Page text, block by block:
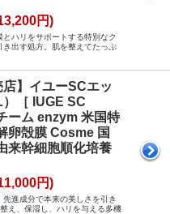
円)
ハリをサポートする特別なク
き出す処方。肌を整えてたっぷ
店】イユーSCエッ
［ IUGE SC
ーム enzym 米国特
卵殻膜 Cosme 国
来幹細胞順化培養
円)
進成分で本来の美しさを引き
え、保湿し、ハリを与える多機